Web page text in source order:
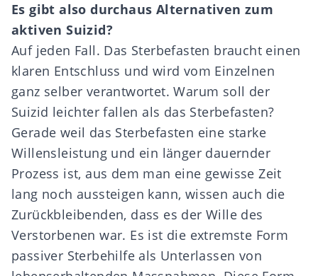
Es gibt also durchaus Alternativen zum
aktiven Suizid?
Auf jeden Fall. Das Sterbefasten braucht einen
klaren Entschluss und wird vom Einzelnen
ganz selber verantwortet. Warum soll der
Suizid leichter fallen als das Sterbefasten?
Gerade weil das Sterbefasten eine starke
Willensleistung und ein länger dauernder
Prozess ist, aus dem man eine gewisse Zeit
lang noch aussteigen kann, wissen auch die
Zurückbleibenden, dass es der Wille des
Verstorbenen war. Es ist die extremste Form
passiver Sterbehilfe als Unterlassen von